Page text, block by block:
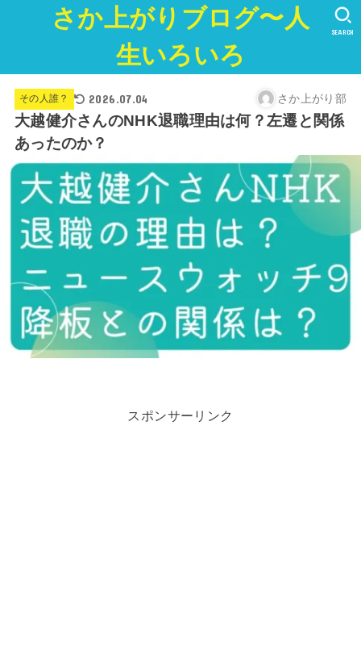
さか上がりブログ〜人
生いろいろ
SEARCH
その人誰？ 2026.07.04 さか上がり部
大越健介さんのNHK退職理由は何？左遷と関係
あったのか？
スポンサーリンク